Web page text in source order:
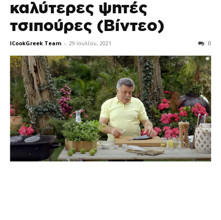
καλύτερες ψητές
τσιπούρες (Βίντεο)
ICookGreek Team - 29 Ιουλίου, 2021 0